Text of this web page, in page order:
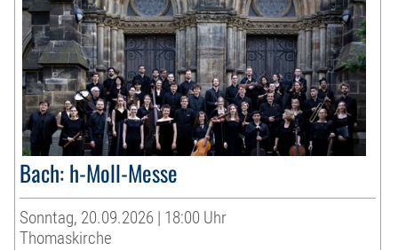
Bach: h-Moll-Messe
Sonntag, 20.09.2026 | 18:00 Uhr
Thomaskirche